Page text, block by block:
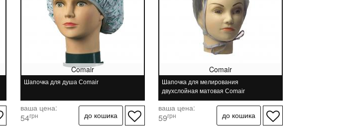
Comair
Шапочка для душа Comair
ваша цена:
54грн
Comair
Шапочка для мелирования
двухслойная матовая Comair
ваша цена:
59грн